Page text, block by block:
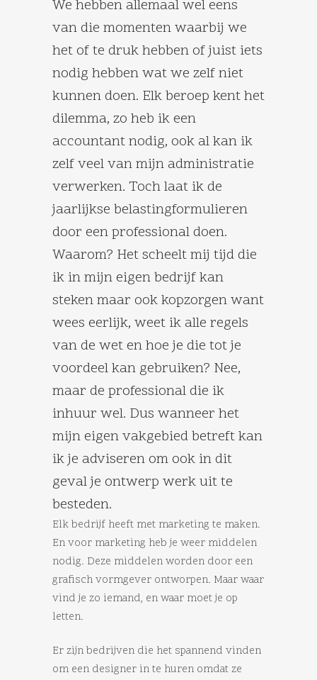
We hebben allemaal wel eens
van die momenten waarbij we
het of te druk hebben of juist iets
nodig hebben wat we zelf niet
kunnen doen. Elk beroep kent het
dilemma, zo heb ik een
accountant nodig, ook al kan ik
zelf veel van mijn administratie
verwerken. Toch laat ik de
jaarlijkse belastingformulieren
door een professional doen.
Waarom? Het scheelt mij tijd die
ik in mijn eigen bedrijf kan
steken maar ook kopzorgen want
wees eerlijk, weet ik alle regels
van de wet en hoe je die tot je
voordeel kan gebruiken? Nee,
maar de professional die ik
inhuur wel. Dus wanneer het
mijn eigen vakgebied betreft kan
ik je adviseren om ook in dit
geval je ontwerp werk uit te
besteden.
Elk bedrijf heeft met marketing te maken.
En voor marketing heb je weer middelen
nodig. Deze middelen worden door een
grafisch vormgever ontworpen. Maar waar
vind je zo iemand, en waar moet je op
letten.
Er zijn bedrijven die het spannend vinden
om een designer in te huren omdat ze